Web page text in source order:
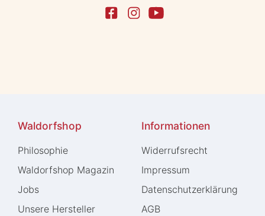
Waldorfshop
Philosophie
Waldorfshop Magazin
Jobs
Unsere Hersteller
Informationen
Widerrufs­recht
Impressum
Daten­schutz­erklärung
AGB